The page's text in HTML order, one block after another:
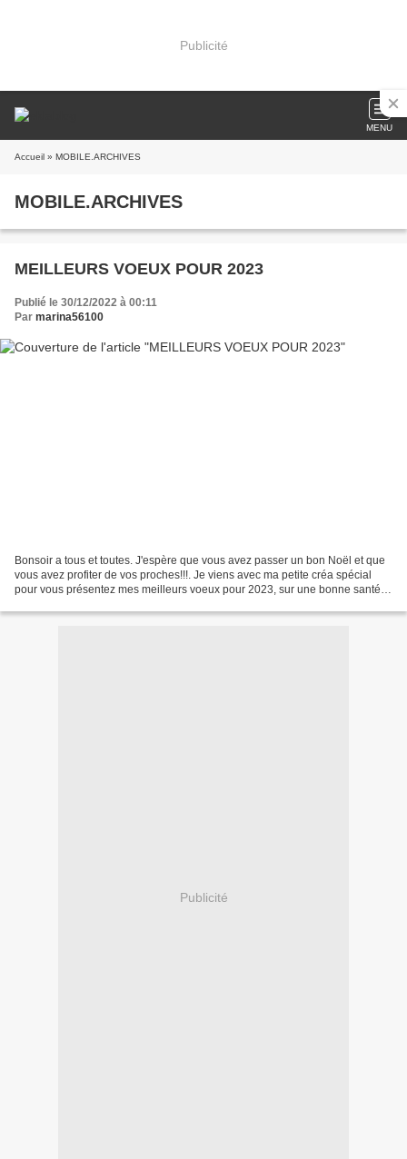
Publicité
MENU
Accueil » MOBILE.ARCHIVES
MOBILE.ARCHIVES
MEILLEURS VOEUX POUR 2023
Publié le 30/12/2022 à 00:11
Par marina56100
Bonsoir a tous et toutes. J'espère que vous avez passer un bon Noël et que
vous avez profiter de vos proches!!!. Je viens avec ma petite créa spécial
pour vous présentez mes meilleurs voeux pour 2023, sur une bonne santé
Publicité